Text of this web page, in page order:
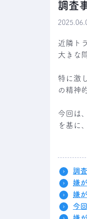
調査
近隣ト
大きな
特に激
の精神
今回は
を基に
調
嫌
嫌
今
嫌